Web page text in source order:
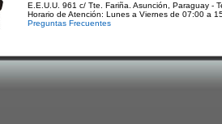
E.E.U.U. 961 c/ Tte. Fariña. Asunción, Paraguay -
Horario de Atención: Lunes a Viernes de 07:00 a
Preguntas Frecuentes